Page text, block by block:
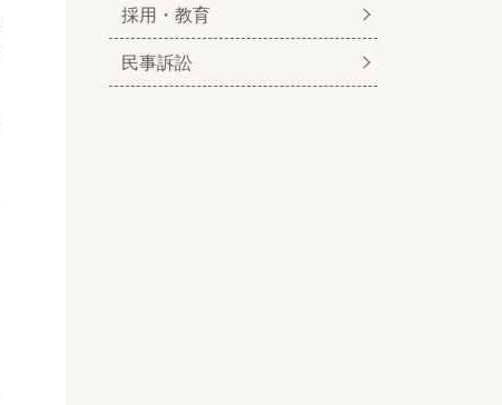
採用・教育
民事訴訟